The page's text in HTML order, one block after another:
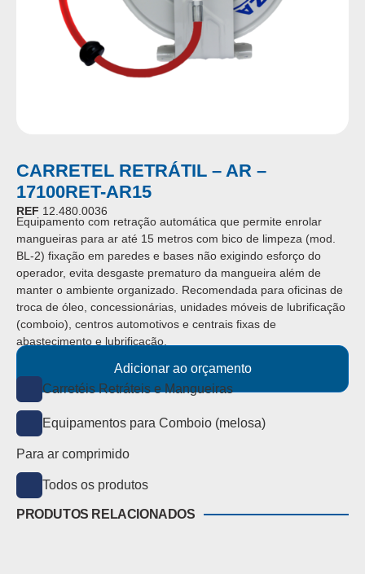
CARRETEL RETRÁTIL – AR –
17100RET-AR15
REF 12.480.0036
Equipamento com retração automática que permite enrolar
mangueiras para ar até 15 metros com bico de limpeza (mod.
BL-2) fixação em paredes e bases não exigindo esforço do
operador, evita desgaste prematuro da mangueira além de
manter o ambiente organizado. Recomendada para oficinas de
troca de óleo, concessionárias, unidades móveis de lubrificação
(comboio), centros automotivos e centrais fixas de
abastecimento e lubrificação.
Adicionar ao orçamento
Carretéis Retráteis e Mangueiras
Equipamentos para Comboio (melosa)
Para ar comprimido
Todos os produtos
PRODUTOS RELACIONADOS